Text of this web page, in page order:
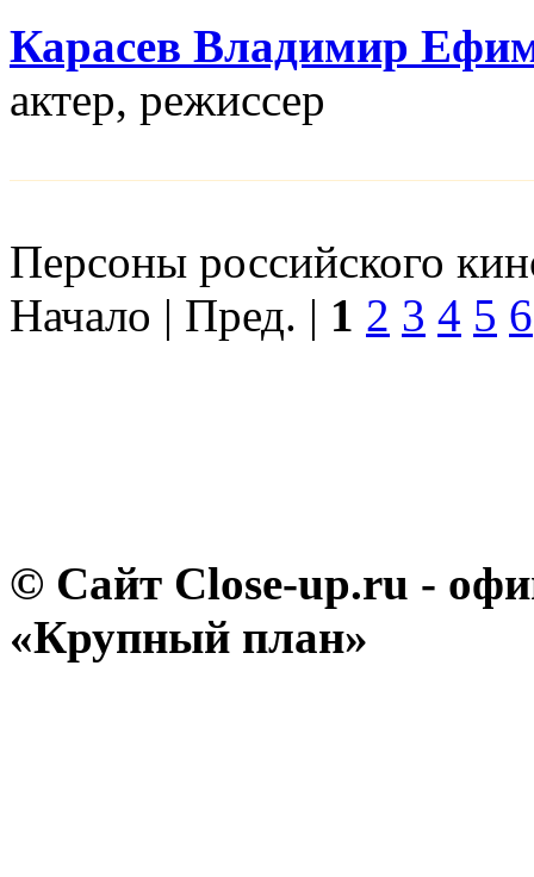
Карасев Владимир
актер, режисcер
Персоны российского
Начало | Пред. | 1 2 3 4 5 6
© Сайт Close-up.ru -
«Крупный план»